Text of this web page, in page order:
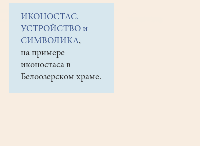
ИКОНОСТАС.
УСТРОЙСТВО и
СИМВОЛИКА,
на примере
иконостаса в
Белоозерском храме.